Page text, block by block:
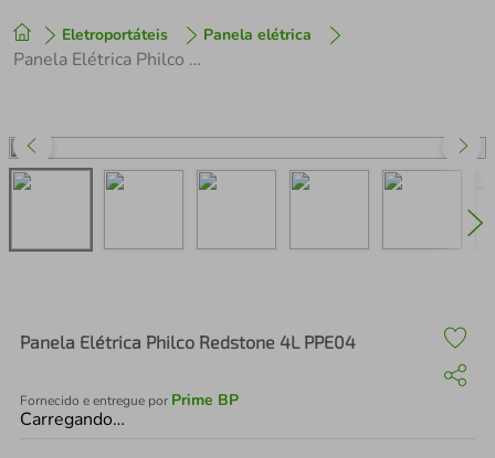
Eletroportáteis Panela elétrica
Panela Elétrica Philco Redstone 4L PPE04
Panela Elétrica Philco Redstone 4L PPE04
Fornecido e entregue por Prime BP
Carregando…
1º tenis
perfume